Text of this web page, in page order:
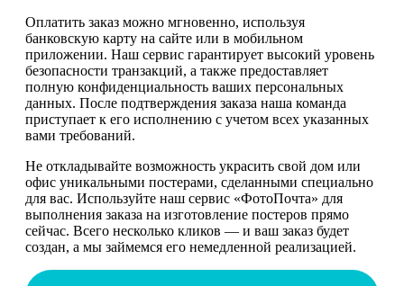
Оплатить заказ можно мгновенно, используя
банковскую карту на сайте или в мобильном
приложении. Наш сервис гарантирует высокий уровень
безопасности транзакций, а также предоставляет
полную конфиденциальность ваших персональных
данных. После подтверждения заказа наша команда
приступает к его исполнению с учетом всех указанных
вами требований.
Не откладывайте возможность украсить свой дом или
офис уникальными постерами, сделанными специально
для вас. Используйте наш сервис «ФотоПочта» для
выполнения заказа на изготовление постеров прямо
сейчас. Всего несколько кликов — и ваш заказ будет
создан, а мы займемся его немедленной реализацией.